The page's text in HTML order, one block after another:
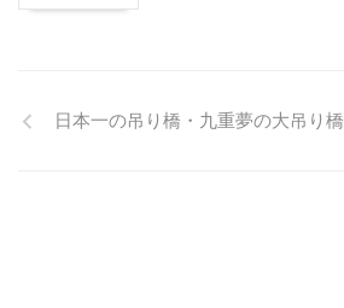
日本一の吊り橋・九重夢の大吊り橋